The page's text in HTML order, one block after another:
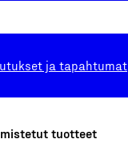
ja tapahtumat
tuotteet